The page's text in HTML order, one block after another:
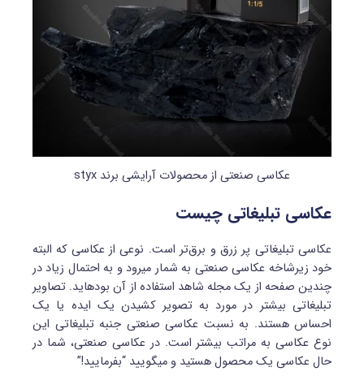
عکاسی صنعتی از محصولات آرایشی برند styx
عکاسی تبلیغاتی چیست
عکاسی تبلیغاتی پر زرق و برق‎‌تر است. نوعی از عکاسی که البته
خود زیرشاخه عکاسی صنعتی به شمار می‎رود و به احتمال زیاد در
چندین صفحه از یک مجله شاهد استفاده از آن بوده‎اید. تصاویر
تبلیغاتی بیشتر در مورد به تصویر کشیدن یک ایده یا یک
احساس هستند. به نسبت عکاسی صنعتی جنبه تبلیغاتی این
نوع عکاسی به مراتب بیشتر است. در عکاسی صنعتی، شما در
حال عکاسی یک محصول هستید و می‎گویید “بفرمایید!”